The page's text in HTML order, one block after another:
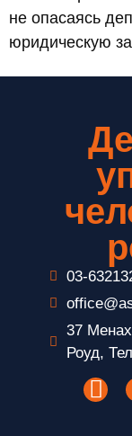
не опасаясь
юридическую
03-
37
Роуд,